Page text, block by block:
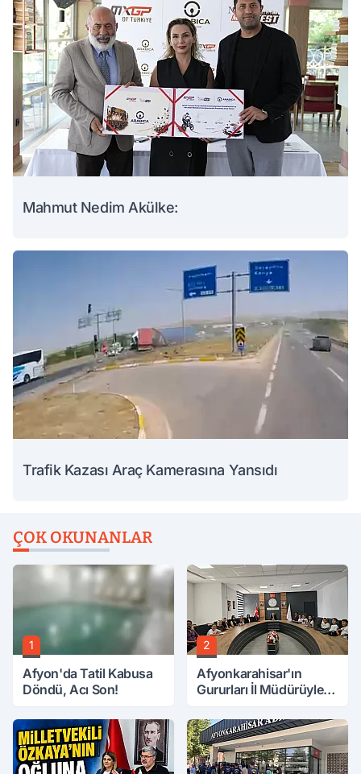
Mahmut Nedim Akülke:
Trafik Kazası Araç Kamerasına Yansıdı
ÇOK OKUNANLAR
1
Afyon'da Tatil Kabusa
Döndü, Acı Son!
2
Afyonkarahisar'ın
Gururları İl Müdürüyle